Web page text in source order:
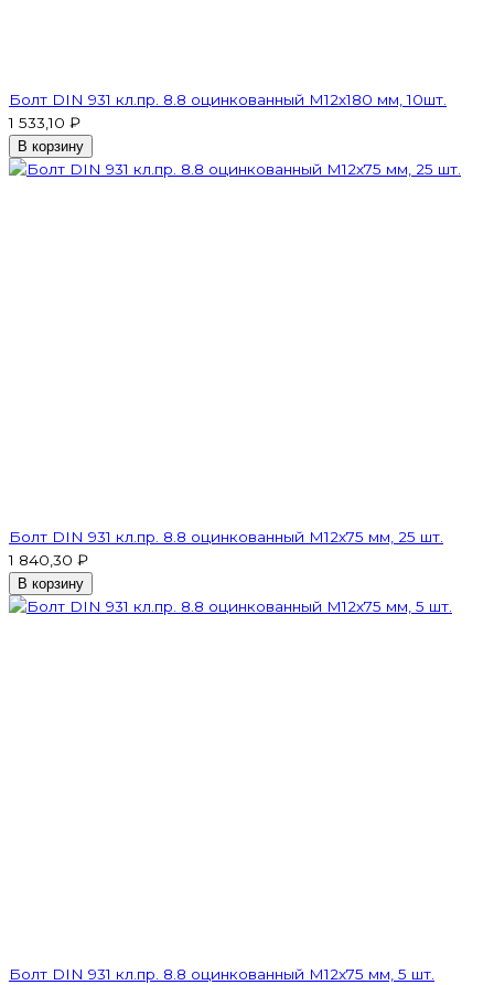
Болт DIN 931 кл.пр. 8.8 оцинкованный М12х180 мм, 10шт.
1 533,10 ₽
В корзину
Болт DIN 931 кл.пр. 8.8 оцинкованный М12х75 мм, 25 шт.
1 840,30 ₽
В корзину
Болт DIN 931 кл.пр. 8.8 оцинкованный М12х75 мм, 5 шт.